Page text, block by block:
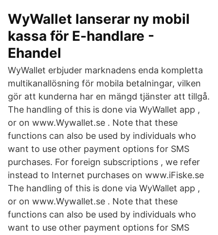
WyWallet lanserar ny mobil
kassa för E-handlare -
Ehandel
WyWallet erbjuder marknadens enda kompletta
multikanallösning för mobila betalningar, vilken
gör att kunderna har en mängd tjänster att tillgå.
The handling of this is done via WyWallet app ,
or on www.Wywallet.se . Note that these
functions can also be used by individuals who
want to use other payment options for SMS
purchases. For foreign subscriptions , we refer
instead to Internet purchases on www.iFiske.se
The handling of this is done via WyWallet app ,
or on www.Wywallet.se . Note that these
functions can also be used by individuals who
want to use other payment options for SMS